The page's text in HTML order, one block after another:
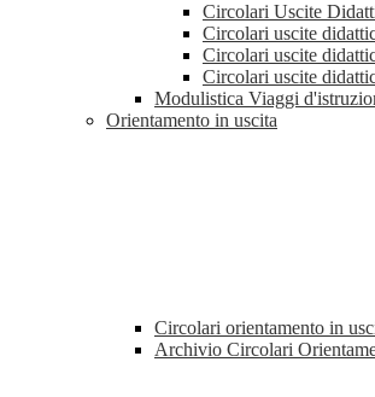
Circolari Uscite
Circolari uscite
Circolari uscite
Circolari uscite
Modulistica Viaggi
Orientamento in uscita
Circolari orientamento in
Archivio Circolari